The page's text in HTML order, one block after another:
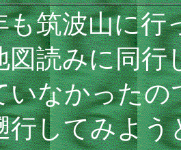
筑波山に行
図読みに同行
いなかったの
行してみよう